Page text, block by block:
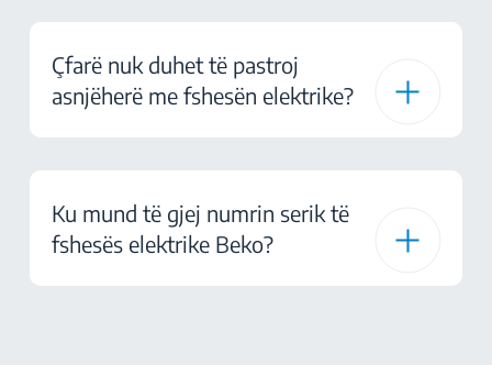
Çfarë nuk duhet të pastroj
asnjëherë me fshesën elektrike?
Ku mund të gjej numrin serik të
fshesës elektrike Beko?